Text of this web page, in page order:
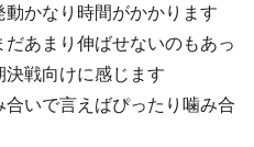
かなり時間がかかります
あまり伸ばせないのもあっ
戦向けに感じます
いで言えばぴったり噛み合